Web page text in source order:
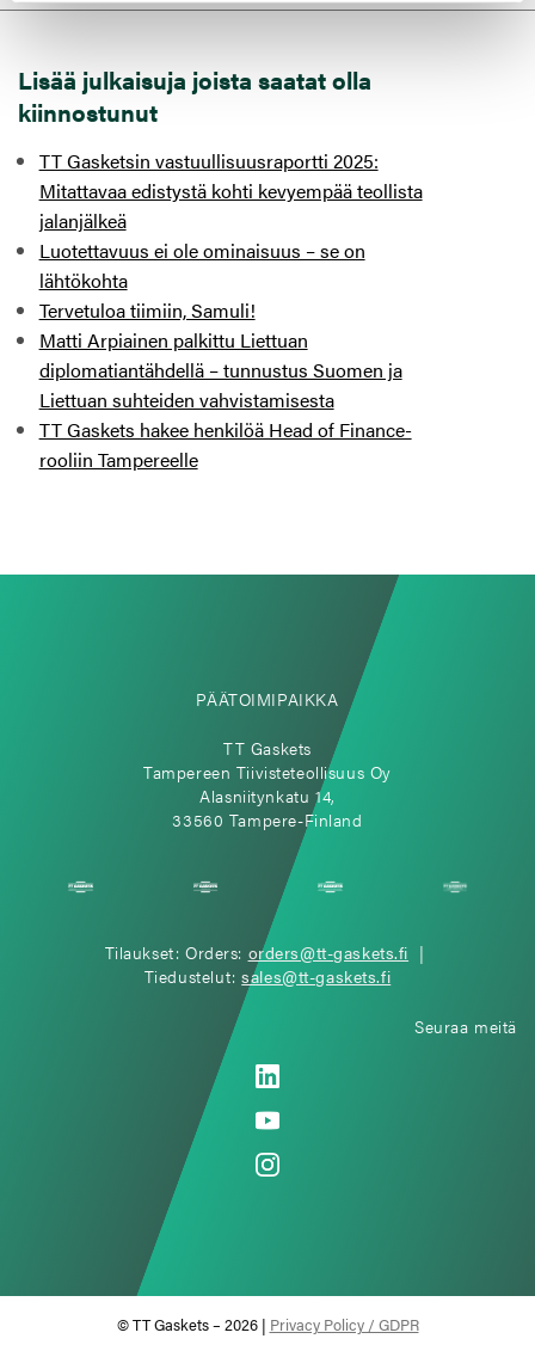
Lisää julkaisuja joista saatat olla
kiinnostunut
TT Gasketsin vastuullisuusraportti 2025:
Mitattavaa edistystä kohti kevyempää teollista
jalanjälkeä
Luotettavuus ei ole ominaisuus – se on
lähtökohta
Tervetuloa tiimiin, Samuli!
Matti Arpiainen palkittu Liettuan
diplomatiantähdellä – tunnustus Suomen ja
Liettuan suhteiden vahvistamisesta
TT Gaskets hakee henkilöä Head of Finance-
rooliin Tampereelle
PÄÄTOIMIPAIKKA
TT Gaskets
Tampereen Tiivisteteollisuus Oy
Alasniitynkatu 14,
33560 Tampere-Finland
Tilaukset: Orders: orders@tt-gaskets.fi |
Tiedustelut:sales@tt-gaskets.fi
Seuraa meitä
© TT Gaskets – 2026 | Privacy Policy / GDPR